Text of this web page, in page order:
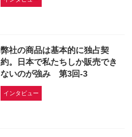
弊社の商品は基本的に独占契
約。日本で私たちしか販売でき
ないのが強み 第3回-3
インタビュー